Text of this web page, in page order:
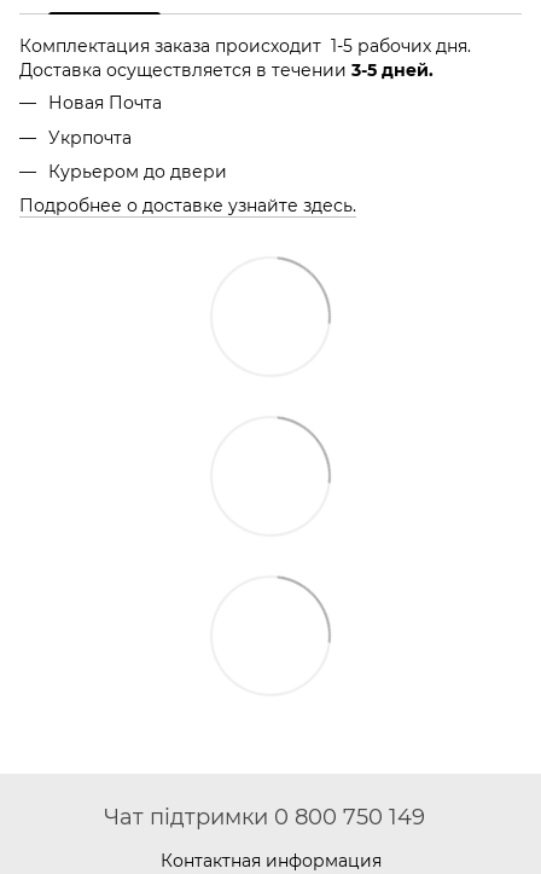
Комплектация заказа происходит 1-5 рабочих дня.
Доставка осуществляется в течении 3-5 дней.
Новая Почта
Укрпочта
Курьером до двери
Подробнее о доставке узнайте здесь.
Чат підтримки 0 800 750 149
Контактная информация